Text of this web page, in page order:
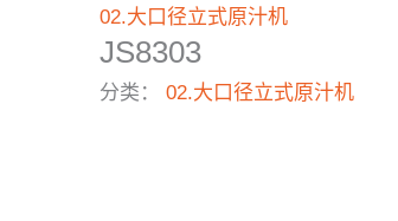
02.大口径立式原汁机
JS8303
分类： 02.大口径立式原汁机